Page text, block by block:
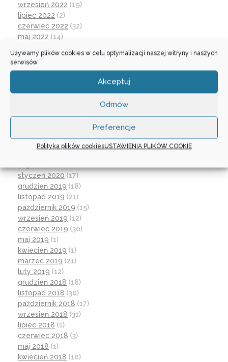
Używamy plików cookies w celu optymalizacji naszej witryny i naszych
serwisów.
Akceptuj
Odmów
Preferencje
Polityka plików cookiesUSTAWIENIA PLIKÓW COOKIE
wrzesień 2022 (19)
lipiec 2022 (2)
czerwiec 2022 (32)
maj 2022 (14)
marzec 2022(16)
październik 2021(2)
maj 2020(1)
styczeń 2020 (17)
grudzień 2019 (18)
listopad 2019 (21)
październik 2019 (15)
wrzesień 2019 (12)
czerwiec 2019 (30)
maj 2019 (1)
kwiecień 2019 (1)
marzec 2019 (21)
luty 2019 (12)
grudzień 2018 (16)
listopad 2018 (30)
październik 2018 (17)
wrzesień 2018 (31)
lipiec 2018 (1)
czerwiec 2018 (3)
maj 2018 (1)
kwiecień 2018 (10)